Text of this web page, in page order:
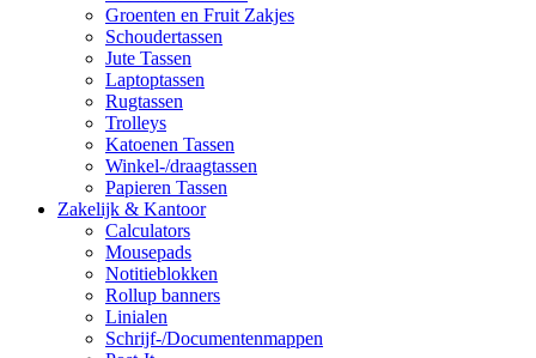
Groenten en Fruit Zakjes
Schoudertassen
Jute Tassen
Laptoptassen
Rugtassen
Trolleys
Katoenen Tassen
Winkel-/draagtassen
Papieren Tassen
Zakelijk & Kantoor
Calculators
Mousepads
Notitieblokken
Rollup banners
Linialen
Schrijf-/Documentenmappen